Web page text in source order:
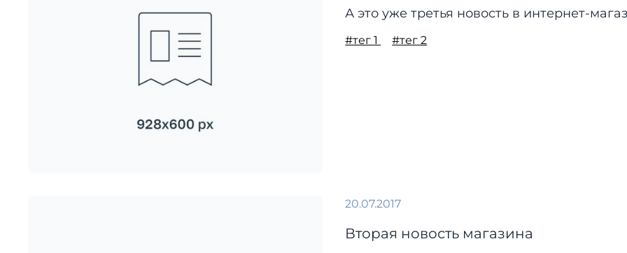
А это уже третья новость в интернет-
#тег 1 #тег 2
Вторая новость магазина
20.07.2017